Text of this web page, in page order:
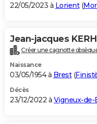
22/05/2023 à Lorient(
Jean-jacques
Créer une cagnotte
Naissance
03/05/1954 à Brest(
Décès
23/12/2022 à Vigneux-